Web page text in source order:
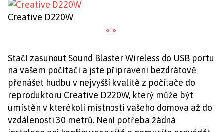
Creative D220W
« »
Stačí zasunout Sound Blaster Wireless do USB portu
na vašem počítači a jste připraveni bezdrátově
přenášet hudbu v nejvyšší kvalitě z počítače do
reproduktoru Creative D220W, který může být
umístěn v kterékoli místnosti vašeho domova až do
vzdálenosti 30 metrů. Není potřeba žádná